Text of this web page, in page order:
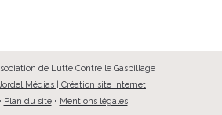
de Lutte Contre le Gaspillage
Médias | Création site internet
Plan du site• Mentions légales